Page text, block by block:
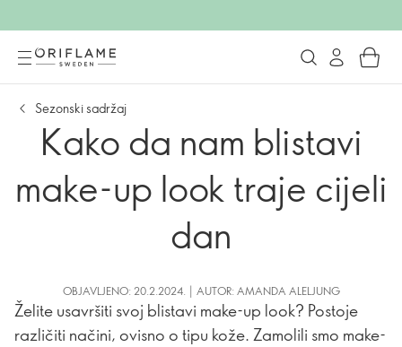
Sezonski sadržaj
Kako da nam blistavi
make-up look traje cijeli
dan
OBJAVLJENO: 20.2.2024. | AUTOR: AMANDA ALELJUNG
Želite usavršiti svoj blistavi make-up look? Postoje
različiti načini, ovisno o tipu kože. Zamolili smo make-